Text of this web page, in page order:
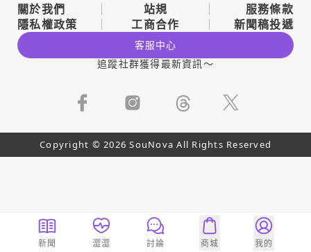
關於我們 站規
服務條款
隱私權政策
工商合作 新聞稿投遞
客服中心
追蹤社群獲得最新資訊～
Copyright © 2026 SouNova All Rights Reserved
新聞 澀澀 討論 商城 我的